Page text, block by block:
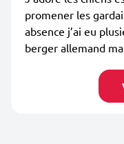
promener les
absence j’ai eu
berger allemand